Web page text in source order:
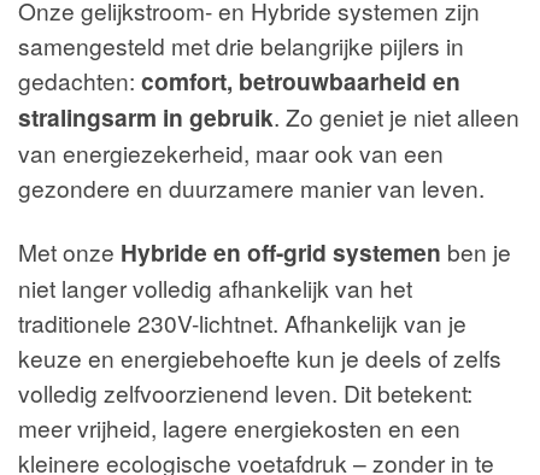
Onze gelijkstroom- en Hybride systemen zijn
samengesteld met drie belangrijke pijlers in
gedachten: comfort, betrouwbaarheid en
stralingsarm in gebruik. Zo geniet je niet alleen
van energiezekerheid, maar ook van een
gezondere en duurzamere manier van leven.
Met onze Hybride en off-grid systemen ben je
niet langer volledig afhankelijk van het
traditionele 230V-lichtnet. Afhankelijk van je
keuze en energiebehoefte kun je deels of zelfs
volledig zelfvoorzienend leven. Dit betekent:
meer vrijheid, lagere energiekosten en een
kleinere ecologische voetafdruk – zonder in te